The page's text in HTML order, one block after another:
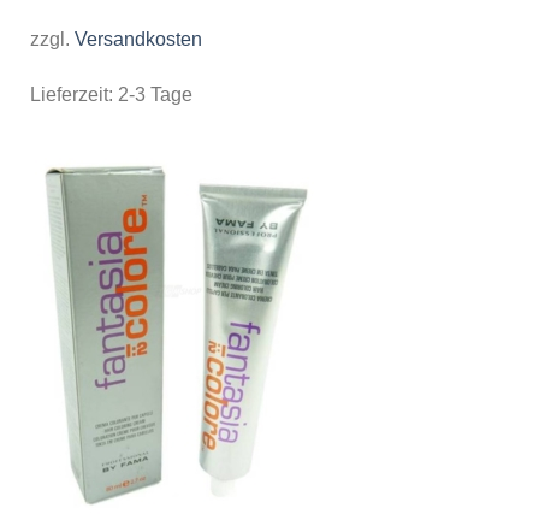
zzgl. Versandkosten
Lieferzeit: 2-3 Tage